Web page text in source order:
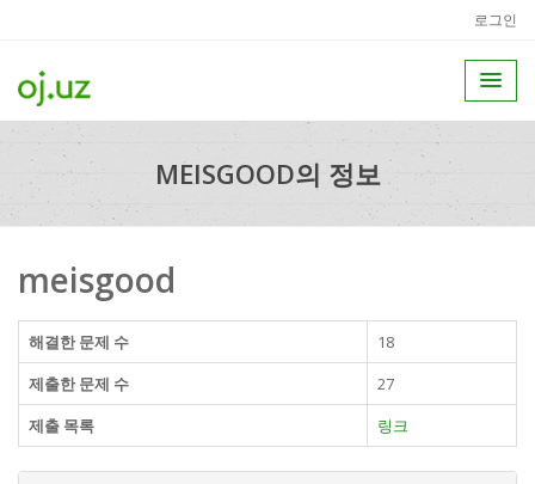
로그인
MEISGOOD의 정보
meisgood
해결한 문제 수
18
제출한 문제 수
27
제출 목록
링크